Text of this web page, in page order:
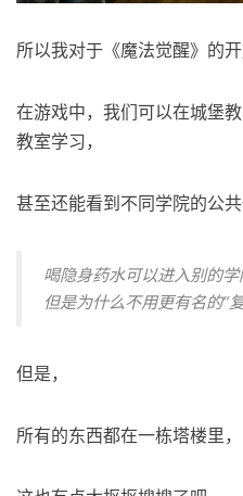
所以我对于《魔法觉醒》的开
在游戏中，我们可以在城堡
教室学习，
甚至还能看到不同学院的公
喝隐身药水可以进入别的
但是为什么不用更有名的“
但是，
所有的东西都在一栋塔楼里，